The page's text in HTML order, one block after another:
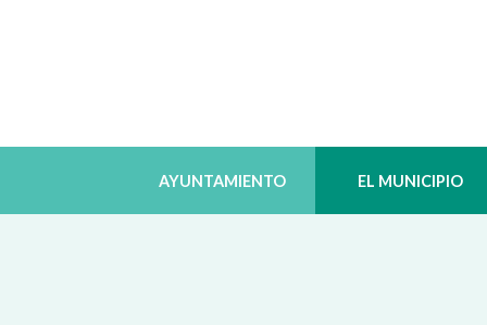
AYUNTAMIENTO EL MUNICIPIO